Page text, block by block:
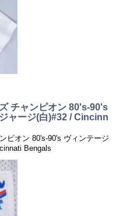
チャンピオン 80's-90's
ャージ(白)#32 / Cincinn
ピオン 80's-90's ヴィンテージ
Bengals